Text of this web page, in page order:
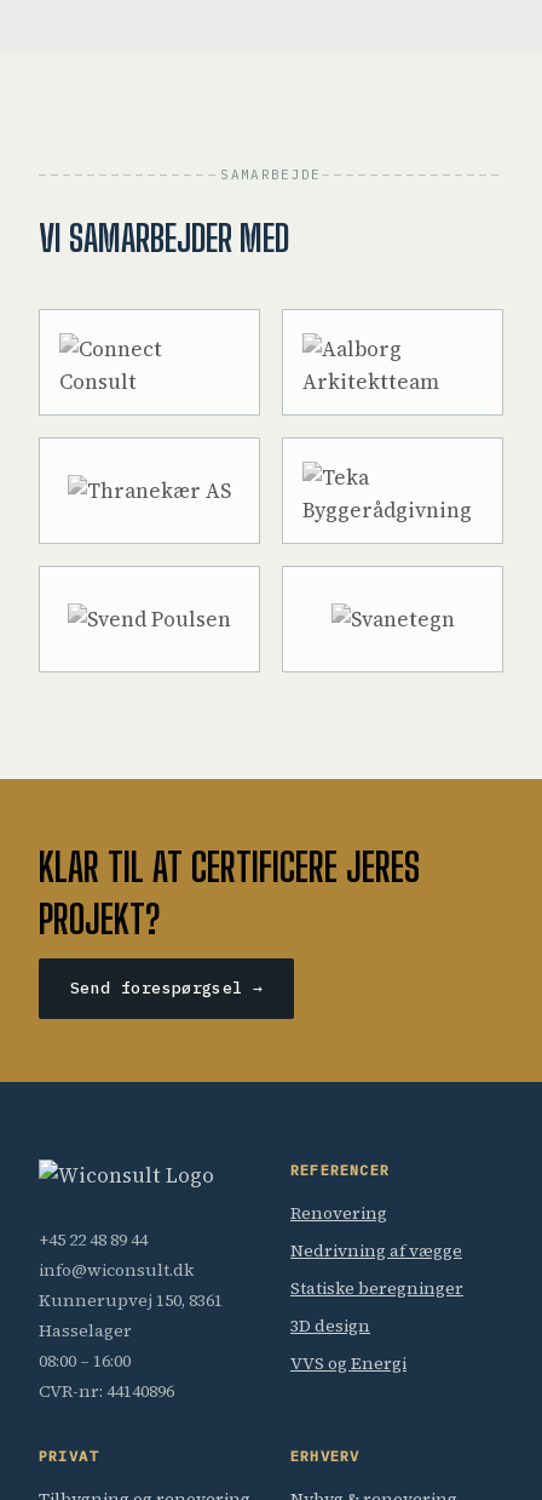
SAMARBEJDE
VI SAMARBEJDER MED
KLAR TIL AT CERTIFICERE JERES
PROJEKT?
Send forespørgsel →
+45 22 48 89 44
info@wiconsult.dk
Kunnerupvej 150, 8361
Hasselager
08:00 – 16:00
CVR-nr: 44140896
REFERENCER
Renovering
Nedrivning af vægge
Statiske beregninger
3D design
VVS og Energi
PRIVAT ERHVERV